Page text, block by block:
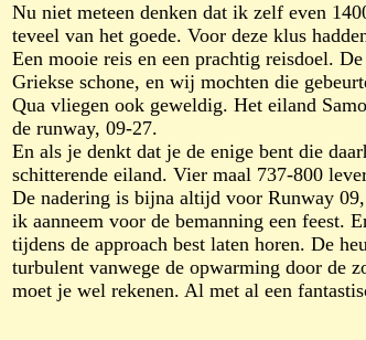
Nu niet meteen denken dat ik zelf even
teveel van het goede. Voor deze klus
Een mooie reis en een prachtig reisdoel.
Griekse schone, en wij mochten die
Qua vliegen ook geweldig. Het eiland
de runway, 09-27.
En als je denkt dat je de enige bent die
schitterende eiland. Vier maal 737-800
De nadering is bijna altijd voor Runway
ik aanneem voor de bemanning een feest.
tijdens de approach best laten horen. De
turbulent vanwege de opwarming door de
moet je wel rekenen. Al met al een